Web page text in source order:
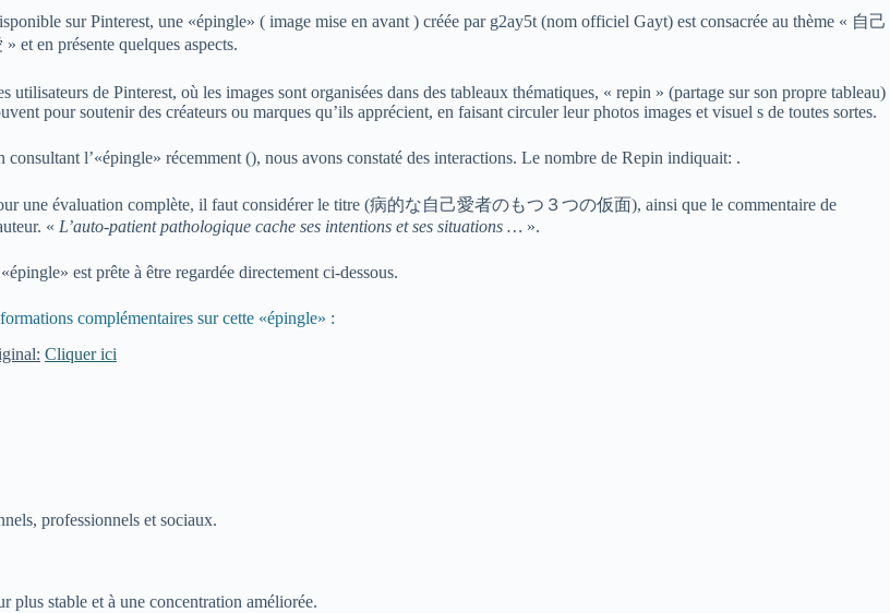
sur Pinterest, une «épingle» ( image mise en avant ) créée par g2ay5t (nom officiel Gayt) est consacrée au thème « 自己
» et en présente quelques aspects.
utilisateurs de Pinterest, où les images sont organisées dans des tableaux thématiques, « repin » (partage sur son propre tableau)
pour soutenir des créateurs ou marques qu’ils apprécient, en faisant circuler leur photos images et visuel s de toutes sortes.
consultant l’«épingle» récemment (), nous avons constaté des interactions. Le nombre de Repin indiquait: .
une évaluation complète, il faut considérer le titre (病的な自己愛者のもつ３つの仮面), ainsi que le commentaire de
« L’auto-patient pathologique cache ses intentions et ses situations … ».
est prête à être regardée directement ci-dessous.
complémentaires sur cette «épingle» :
Cliquer ici
professionnels et sociaux.
plus stable et à une concentration améliorée.